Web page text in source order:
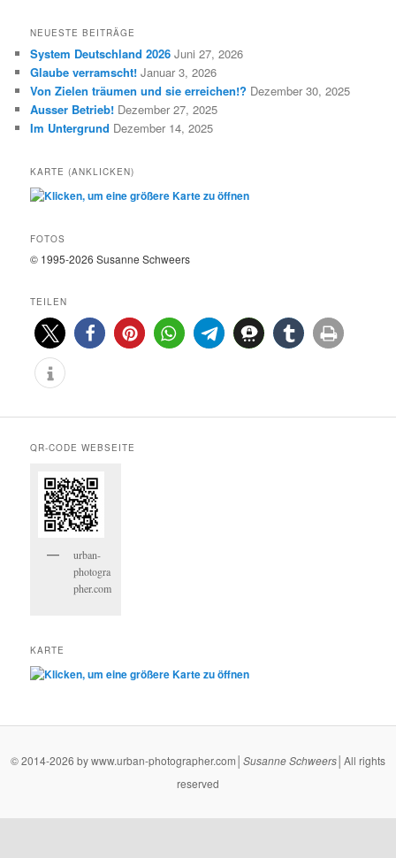
e
n
H
I
V
E
NEUESTE BEITRÄGE
System Deutschland 2026 Juni 27, 2026
Glaube verramscht! Januar 3, 2026
Von Zielen träumen und sie erreichen!? Dezember 30, 2025
Ausser Betrieb! Dezember 27, 2025
Im Untergrund Dezember 14, 2025
KARTE (ANKLICKEN)
FOTOS
© 1995-2026 Susanne Schweers
TEILEN
0 0
QR-CODE WEBSEITE
urban-
photogra
pher.com
KARTE
© 2014-2026 by www.urban-photographer.com│ SusanneSchweers│All rights
reserved